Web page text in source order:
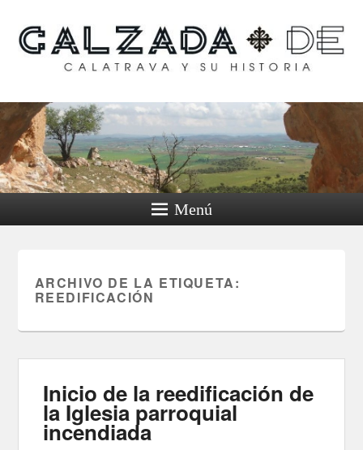
Calzada de Calatrava y
su historia
Menú
ARCHIVO DE LA ETIQUETA:
REEDIFICACIÓN
Inicio de la reedificación de
la Iglesia parroquial
incendiada